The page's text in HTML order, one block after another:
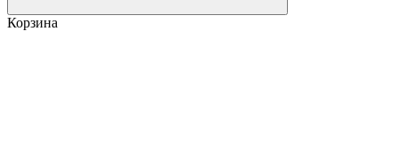
Корзина